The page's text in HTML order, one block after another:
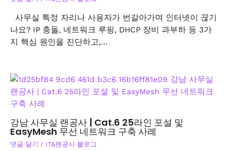
사무실 특정 자리나 사용자가 번갈아가며 인터넷이 끊기
나요? IP 충돌, 네트워크 루핑, DHCP 장비 과부하 등 3가
지 핵심 원인을 진단하고,…
강남 사무실 랜공사 | Cat.6 25라인 포설 및
EasyMesh 무선 네트워크 구축 사례
댓글 달기 / IT&랜공사 블로그